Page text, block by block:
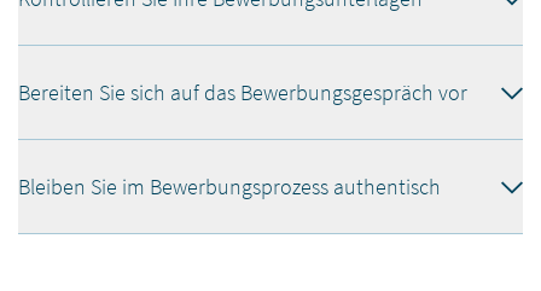
Bereiten Sie sich auf das Bewerbungsgespräch vor
Bleiben Sie im Bewerbungsprozess authentisch